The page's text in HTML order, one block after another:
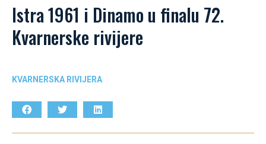
Istra 1961 i Dinamo u finalu 72.
Kvarnerske rivijere
KVARNERSKA RIVIJERA